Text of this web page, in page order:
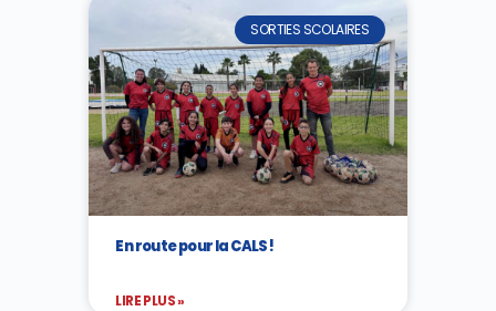
SORTIES SCOLAIRES
En route pour la CALS !
LIRE PLUS »